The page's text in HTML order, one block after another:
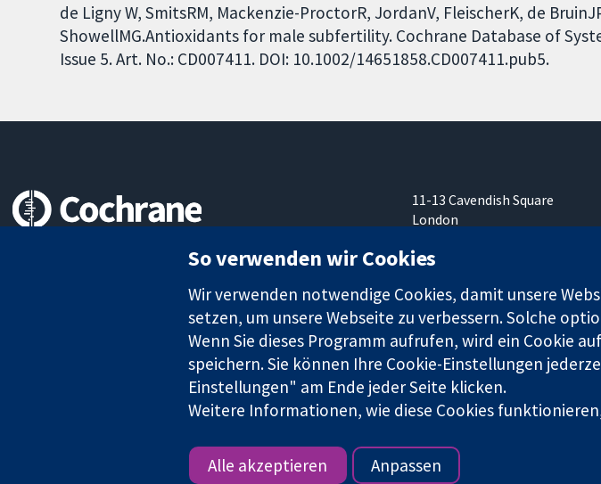
de Ligny W, SmitsRM, Mackenzie-ProctorR, JordanV, FleischerK, de
ShowellMG.Antioxidants for male subfertility. Cochrane Database of
Issue 5. Art. No.: CD007411. DOI: 10.1002/14651858.CD007411.pub5.
11-13 Cavendish Square
London
Vereinigtes Königreich
Die Cochrane Collaboration ist eine gemeinützige Organisation (Nr. 1045921) und in England
Identifikationsnummer GB 718 2127 49.
So verwenden wir Cookies
Wir verwenden notwendige Cookies, damit unsere
setzen, um unsere Webseite zu verbessern. Solche
Wenn Sie dieses Programm aufrufen, wird ein Cookie
speichern. Sie können Ihre Cookie-Einstellungen
Einstellungen" am Ende jeder Seite klicken.
Weitere Informationen, wie diese Cookies
Alle akzeptieren Anpassen